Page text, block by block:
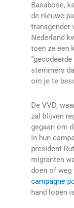
Basabose,
de nieuwe
transgender
Nederland
toen ze een
stemmers
om je te
De VVD,
zal blijven
gegaan om
in hun
president
migranten
doen of weg
campagne
hand lopen